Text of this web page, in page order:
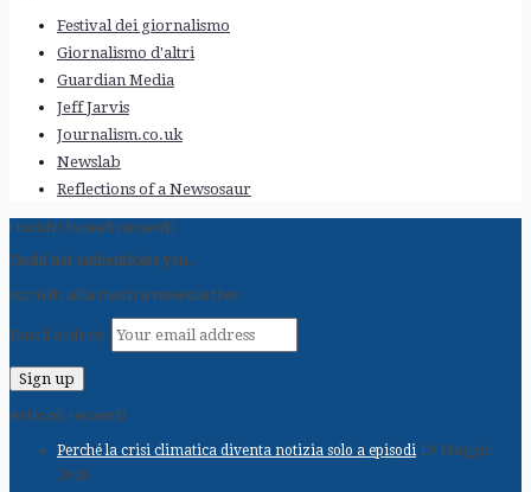
Festival dei giornalismo
Giornalismo d'altri
Guardian Media
Jeff Jarvis
Journalism.co.uk
Newslab
Reflections of a Newsosaur
I nostri tweet recenti
Could not authenticate you.
Iscriviti alla nostra newsletter
Email address:
Articoli recenti
Perché la crisi climatica diventa notizia solo a episodi 19 Maggio
2026